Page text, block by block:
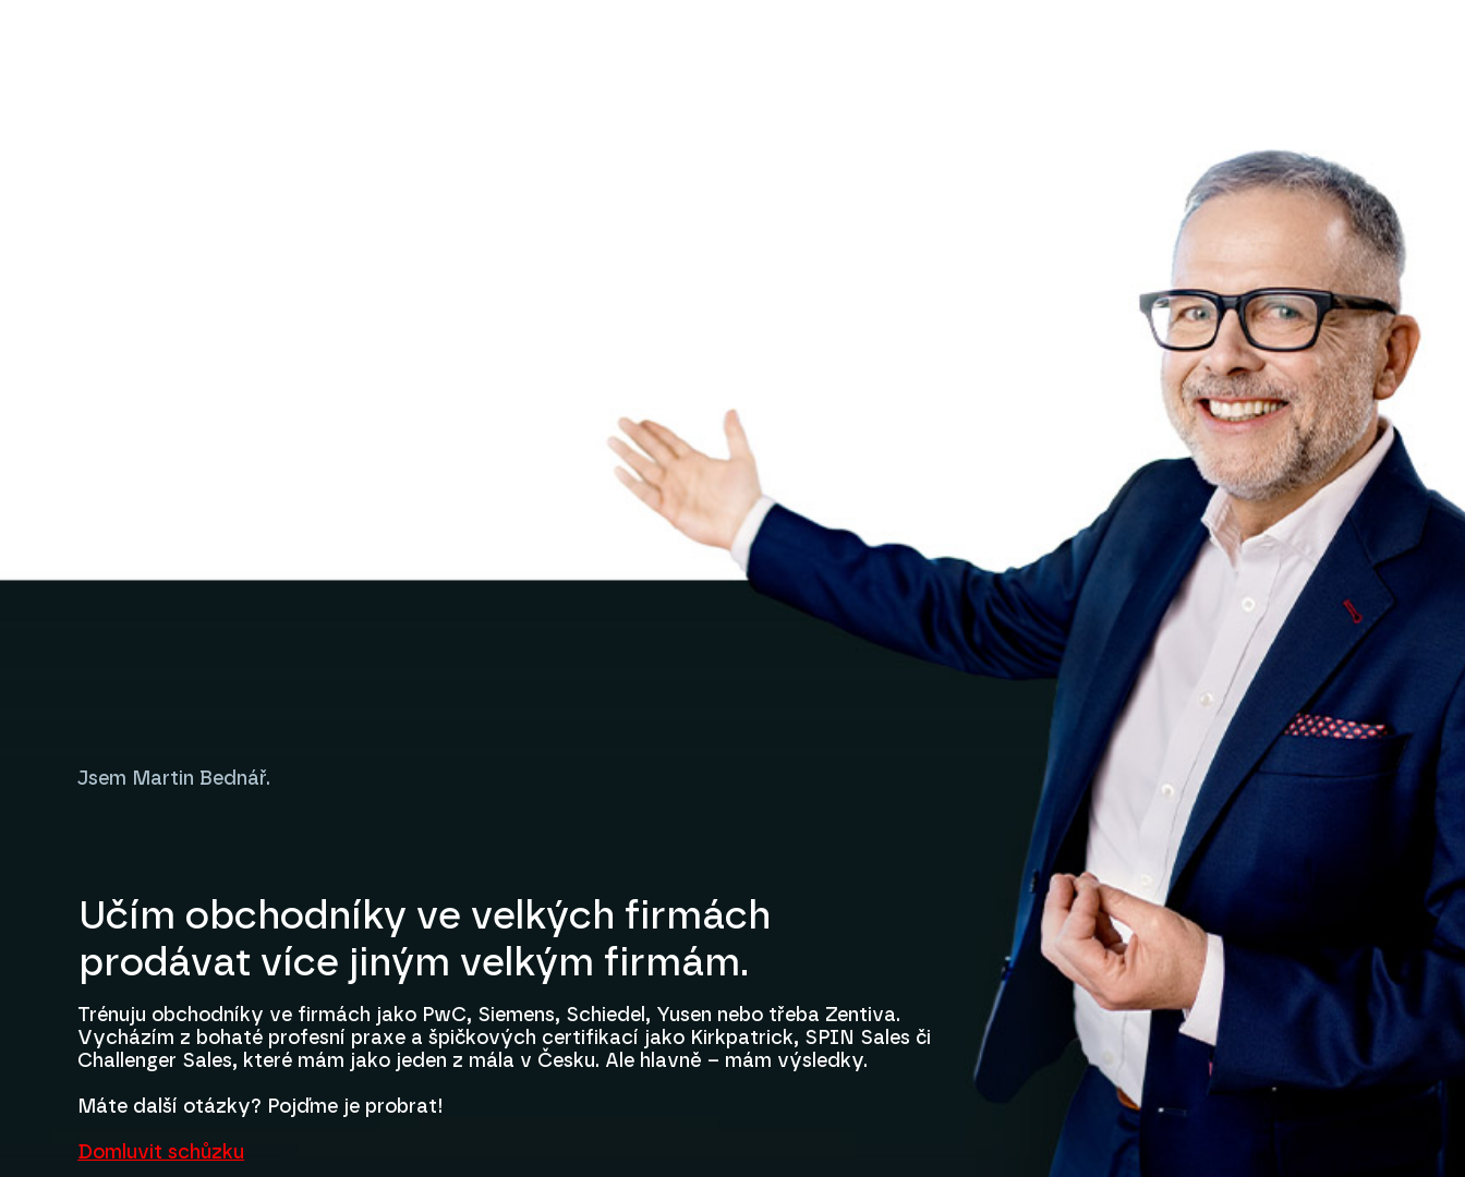
Jsem Martin Bednář.
Učím obchodníky ve velkých firmách
prodávat více jiným velkým firmám.
Trénuju obchodníky ve firmách jako PwC, Siemens, Schiedel, Yusen nebo třeba Zentiva.
Vycházím z bohaté profesní praxe a špičkových certifikací jako Kirkpatrick, SPIN Sales či
Challenger Sales, které mám jako jeden z mála v Česku. Ale hlavně – mám výsledky.
Máte další otázky? Pojďme je probrat!
Domluvit schůzku